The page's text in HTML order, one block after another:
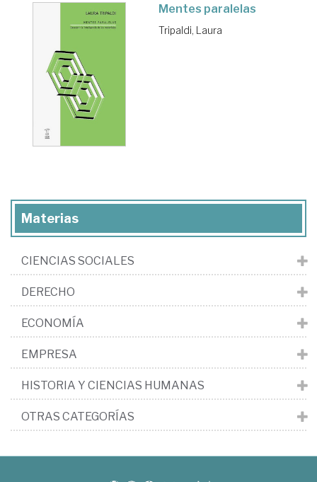
Mentes paralelas
Tripaldi, Laura
Materias
CIENCIAS SOCIALES
DERECHO
ECONOMÍA
EMPRESA
HISTORIA Y CIENCIAS HUMANAS
OTRAS CATEGORÍAS